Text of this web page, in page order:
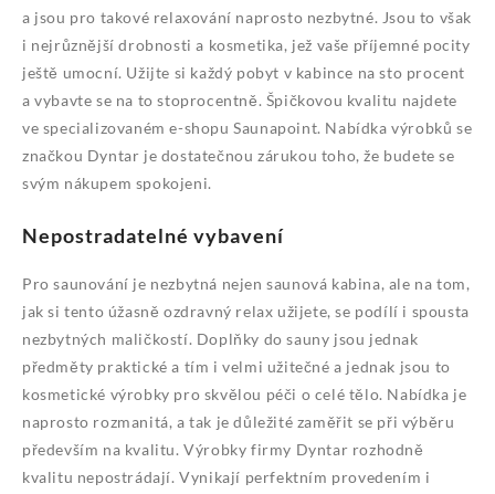
a jsou pro takové relaxování naprosto nezbytné. Jsou to však
i nejrůznější drobnosti a kosmetika, jež vaše příjemné pocity
ještě umocní. Užijte si každý pobyt v kabince na sto procent
a vybavte se na to stoprocentně. Špičkovou kvalitu najdete
ve specializovaném e-shopu Saunapoint. Nabídka výrobků se
značkou Dyntar je dostatečnou zárukou toho, že budete se
svým nákupem spokojeni.
Nepostradatelné vybavení
Pro saunování je nezbytná nejen saunová kabina, ale na tom,
jak si tento úžasně ozdravný relax užijete, se podílí i spousta
nezbytných maličkostí. Doplňky do sauny jsou jednak
předměty praktické a tím i velmi užitečné a jednak jsou to
kosmetické výrobky pro skvělou péči o celé tělo. Nabídka je
naprosto rozmanitá, a tak je důležité zaměřit se při výběru
především na kvalitu. Výrobky firmy Dyntar rozhodně
kvalitu nepostrádají. Vynikají perfektním provedením i